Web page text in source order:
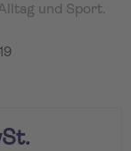
und Sport.